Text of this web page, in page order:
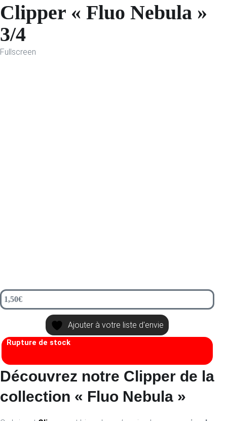
Clipper « Fluo Nebula »
3/4
Fullscreen
1,50€
Ajouter à votre liste d'envie
Rupture de stock
Découvrez notre Clipper de la
collection « Fluo Nebula »